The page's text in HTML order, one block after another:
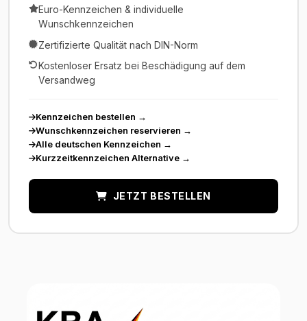
Euro-Kennzeichen & individuelle
Wunschkennzeichen
Zertifizierte Qualität nach DIN-Norm
Kostenloser Ersatz bei Beschädigung auf dem
Versandweg
Kennzeichen bestellen →
Wunschkennzeichen reservieren →
Alle deutschen Kennzeichen →
Kurzzeitkennzeichen Alternative →
JETZT BESTELLEN